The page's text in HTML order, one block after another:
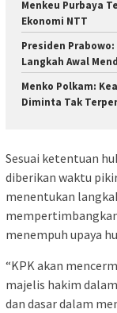
Menkeu Purbaya
Ekonomi NTT
Presiden
Langkah Awal
Menko Polkam:
Diminta Tak
Sesuai ketentuan
diberikan waktu
menentukan
menempuh upaya
“KPK akan
majelis hakim
dan dasar dalam